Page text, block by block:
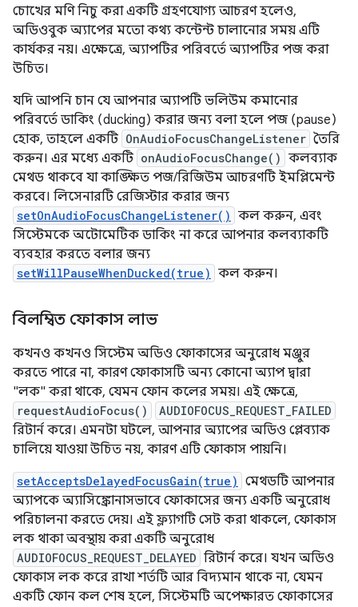
চোখের মণি নিচু করা একটি গ্রহণযোগ্য আচরণ হলেও,
অডিওবুক অ্যাপের মতো কথ্য কন্টেন্ট চালানোর সময় এটি
কার্যকর নয়। এক্ষেত্রে, অ্যাপটির পরিবর্তে অ্যাপটির পজ করা
উচিত।
যদি আপনি চান যে আপনার অ্যাপটি ভলিউম কমানোর
পরিবর্তে ডাকিং (ducking) করার জন্য বলা হলে পজ (pause)
হোক, তাহলে একটি OnAudioFocusChangeListener তৈরি
করুন। এর মধ্যে একটি onAudioFocusChange() কলব্যাক
মেথড থাকবে যা কাঙ্ক্ষিত পজ/রিজিউম আচরণটি ইমপ্লিমেন্ট
করবে। লিসেনারটি রেজিস্টার করার জন্য
setOnAudioFocusChangeListener() কল করুন, এবং
সিস্টেমকে অটোমেটিক ডাকিং না করে আপনার কলব্যাকটি
ব্যবহার করতে বলার জন্য
setWillPauseWhenDucked(true) কল করুন।
বিলম্বিত ফোকাস লাভ
কখনও কখনও সিস্টেম অডিও ফোকাসের অনুরোধ মঞ্জুর
করতে পারে না, কারণ ফোকাসটি অন্য কোনো অ্যাপ দ্বারা
"লক" করা থাকে, যেমন ফোন কলের সময়। এই ক্ষেত্রে,
requestAudioFocus() AUDIOFOCUS_REQUEST_FAILED
রিটার্ন করে। এমনটা ঘটলে, আপনার অ্যাপের অডিও প্লেব্যাক
চালিয়ে যাওয়া উচিত নয়, কারণ এটি ফোকাস পায়নি।
setAcceptsDelayedFocusGain(true) মেথডটি আপনার
অ্যাপকে অ্যাসিঙ্ক্রোনাসভাবে ফোকাসের জন্য একটি অনুরোধ
পরিচালনা করতে দেয়। এই ফ্ল্যাগটি সেট করা থাকলে, ফোকাস
লক থাকা অবস্থায় করা একটি অনুরোধ
AUDIOFOCUS_REQUEST_DELAYED রিটার্ন করে। যখন অডিও
ফোকাস লক করে রাখা শর্তটি আর বিদ্যমান থাকে না, যেমন
একটি ফোন কল শেষ হলে, সিস্টেমটি অপেক্ষারত ফোকাসের